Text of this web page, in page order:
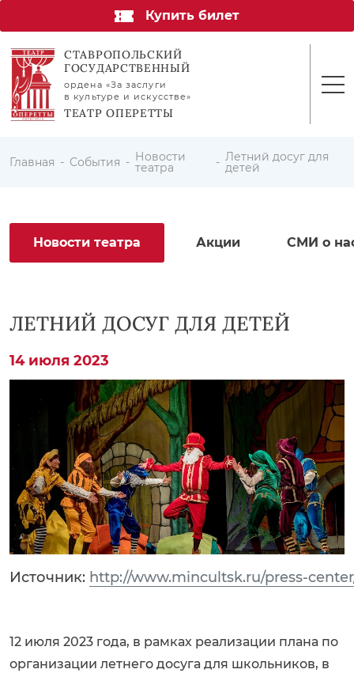
Купить билет
СТАВРОПОЛЬСКИЙ
ГОСУДАРСТВЕННЫЙ
ордена «За заслуги
в культуре и искусстве»
ТЕАТР ОПЕРЕТТЫ
Главная События Новости
театра
Летний досуг для
детей
Новости театра Акции СМИ о
ЛЕТНИЙ ДОСУГ ДЛЯ ДЕТЕЙ
14 июля 2023
Источник: http://www.mincultsk.ru/press-
12 июля 2023 года, в рамках реализации плана по
организации летнего досуга для школьников, в